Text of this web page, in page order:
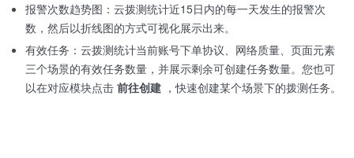
报警次数趋势图：云拨测统计近15日内的每一天发生的报警次
数，然后以折线图的方式可视化展示出来。
有效任务：云拨测统计当前账号下单协议、网络质量、页面元素
三个场景的有效任务数量，并展示剩余可创建任务数量。您也可
以在对应模块点击 前往创建 ，快速创建某个场景下的拨测任务。